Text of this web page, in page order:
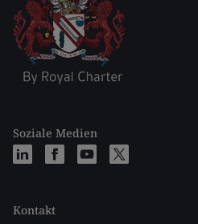
Soziale Medien
Kontakt